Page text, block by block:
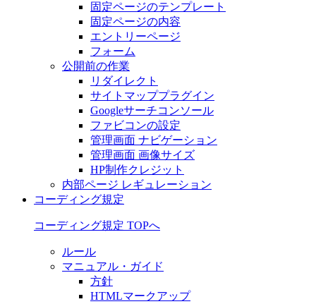
固定ページのテンプレート
固定ページの内容
エントリーページ
フォーム
公開前の作業
リダイレクト
サイトマッププラグイン
Googleサーチコンソール
ファビコンの設定
管理画面 ナビゲーション
管理画面 画像サイズ
HP制作クレジット
内部ページ レギュレーション
コーディング規定
コーディング規定 TOPへ
ルール
マニュアル・ガイド
方針
HTMLマークアップ